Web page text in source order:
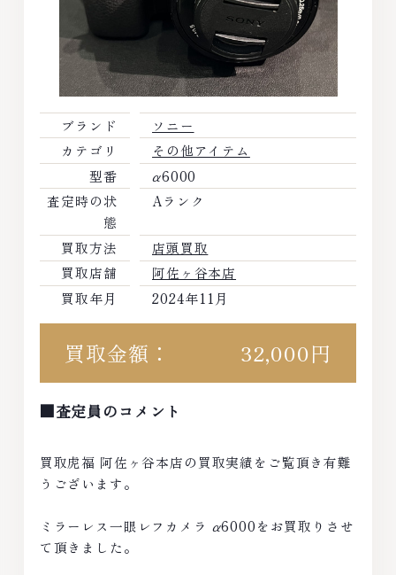
ブランド
ソニー
カテゴリ
その他アイテム
型番
α6000
査定時の状
態
Aランク
買取方法
店頭買取
買取店舗
阿佐ヶ谷本店
買取年月
2024年11月
買取金額： 32,000円
■査定員のコメント
買取虎福 阿佐ヶ谷本店の買取実績をご覧頂き有難
うございます。
ミラーレス一眼レフカメラ α6000をお買取りさせ
て頂きました。